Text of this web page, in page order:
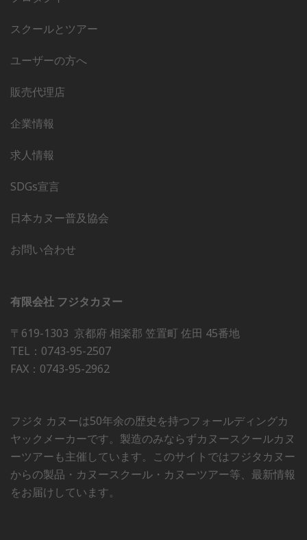
スクールとツアー
ユーザーの方へ
販売代理店
企業情報
求人情報
SDGs宣言
日本カヌー普及協会
お問い合わせ
有限会社 フジタカヌー
〒619-1303 京都府 相楽郡 笠置町 佐田 45番地
TEL：0743-95-2507
FAX：0743-95-2962
フジタ カヌーは50年余の歴史を持つフォールディングカ
ヤックメーカーです。製造のみならずカヌースクールカヌ
ーツアーも主催しています。このサイトではフジタカヌー
からの製品・カヌースクール・カヌーツアー等、最新情報
をお届けしています。